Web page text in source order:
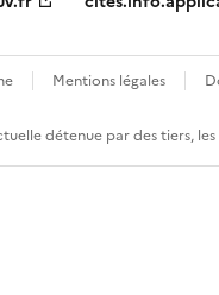
Mentions légales
détenue par des tiers,